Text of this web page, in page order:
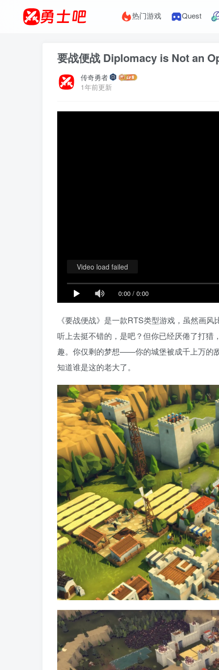
热门游戏 Quest
要战便战 Diplomacy is Not an
传奇勇者
1年前更新
0:00 / 0:00
Video load failed
《要战便战》是一款RTS类型游戏，虽然画
听上去挺不错的，是吧？但你已经厌倦了打
趣。你仅剩的梦想——你的城堡被成千上万的
知道谁是这的老大了。